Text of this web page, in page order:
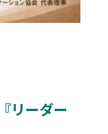
リーダー